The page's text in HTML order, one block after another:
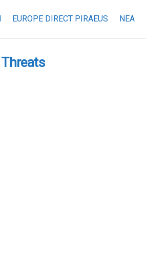
EUROPE DIRECT PIRAEUS ΝΕΑ